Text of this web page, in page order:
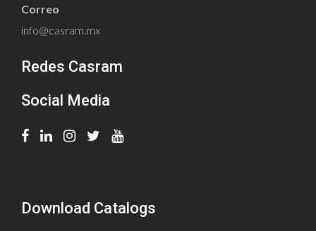
Correo
info@casram.mx
Redes Casram
Social Media
Download Catalogs